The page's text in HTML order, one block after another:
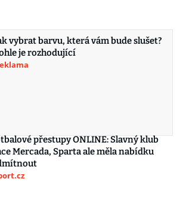
vybrat barvu, která vám bude slušet?
je rozhodující
přestupy ONLINE: Slavný klub
Mercada, Sparta ale měla nabídku